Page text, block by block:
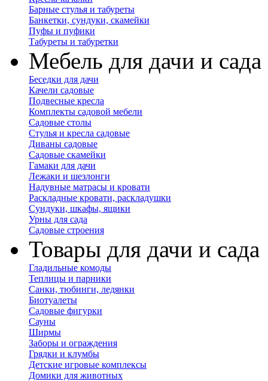
Барные стулья и табуреты
Банкетки, сундуки, скамейки
Пуфы и пуфики
Табуреты и табуретки
Мебель для дачи и сада
Беседки для дачи
Качели садовые
Подвесные кресла
Комплекты садовой мебели
Садовые столы
Стулья и кресла садовые
Диваны садовые
Садовые скамейки
Гамаки для дачи
Лежаки и шезлонги
Надувные матрасы и кровати
Раскладные кровати, раскладушки
Сундуки, шкафы, ящики
Урны для сада
Садовые строения
Товары для дачи и сада
Гладильные комоды
Теплицы и парники
Санки, тюбинги, ледянки
Биотуалеты
Садовые фигурки
Сауны
Ширмы
Заборы и ограждения
Грядки и клумбы
Детские игровые комплексы
Домики для животных